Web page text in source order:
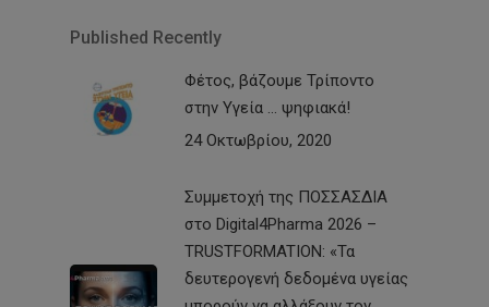
Published Recently
Φέτος, βάζουμε Τρίποντο
στην Υγεία … ψηφιακά!
24 Οκτωβρίου, 2020
Συμμετοχή της ΠΟΣΣΑΣΔΙΑ
στο Digital4Pharma 2026 –
TRUSTFORMATION: «Τα
δευτερογενή δεδομένα υγείας